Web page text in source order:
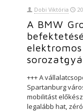
Dobi Viktória
A BMW
+++ A
Spartanburg
mobilitást
legalább hat,